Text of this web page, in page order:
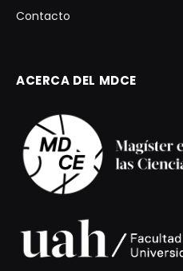
Contacto
ACERCA DEL MDCE